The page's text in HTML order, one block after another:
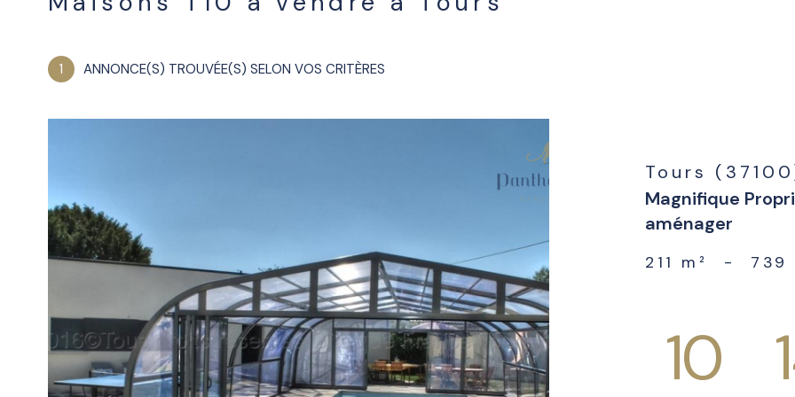
1 ANNONCE(S) TROUVÉE(S) SELON VOS CRITÈRES
voir le
bien
Tours
Magnifique
aménager
211 m² -
10